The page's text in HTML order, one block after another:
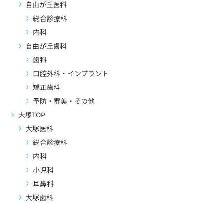
自由が丘医科
総合診療科
内科
自由が丘歯科
歯科
口腔外科・インプラント
矯正歯科
予防・審美・その他
大塚TOP
大塚医科
総合診療科
内科
小児科
耳鼻科
大塚歯科